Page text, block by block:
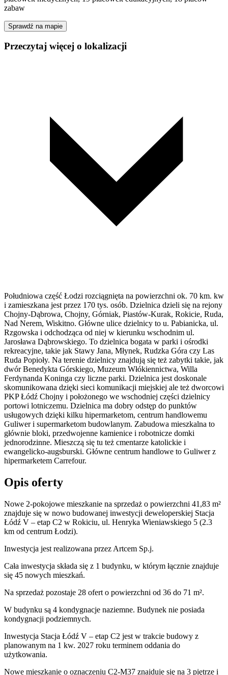
zabaw
Sprawdź na mapie
Przeczytaj więcej o lokalizacji
Południowa część Łodzi rozciągnięta na powierzchni ok. 70 km. kw
i zamieszkana jest przez 170 tys. osób. Dzielnica dzieli się na rejony
Chojny-Dąbrowa, Chojny, Górniak, Piastów-Kurak, Rokicie, Ruda,
Nad Nerem, Wiskitno. Główne ulice dzielnicy to u. Pabianicka, ul.
Rzgowska i odchodząca od niej w kierunku wschodnim ul.
Jarosława Dąbrowskiego. To dzielnica bogata w parki i ośrodki
rekreacyjne, takie jak Stawy Jana, Młynek, Rudzka Góra czy Las
Ruda Popioły. Na terenie dzielnicy znajdują się też zabytki takie, jak
dwór Benedykta Górskiego, Muzeum Włókiennictwa, Willa
Ferdynanda Koninga czy liczne parki. Dzielnica jest doskonale
skomunikowana dzięki sieci komunikacji miejskiej ale też dworcowi
PKP Łódź Chojny i położonego we wschodniej części dzielnicy
portowi lotniczemu. Dzielnica ma dobry odstęp do punktów
usługowych dzięki kilku hipermarketom, centrum handlowemu
Guliwer i supermarketom budowlanym. Zabudowa mieszkalna to
głównie bloki, przedwojenne kamienice i robotnicze domki
jednorodzinne. Mieszczą się tu też cmentarze katolickie i
ewangelicko-augsburski. Główne centrum handlowe to Guliwer z
hipermarketem Carrefour.
Opis oferty
Nowe 2-pokojowe mieszkanie na sprzedaż o powierzchni 41,83 m²
znajduje się w nowo budowanej inwestycji deweloperskiej Stacja
Łódź V – etap C2 w Rokiciu, ul. Henryka Wieniawskiego 5 (2.3
km od centrum Łodzi).
Inwestycja jest realizowana przez Artcem Sp.j.
Cała inwestycja składa się z 1 budynku, w którym łącznie znajduje
się 45 nowych mieszkań.
Na sprzedaż pozostaje 28 ofert o powierzchni od 36 do 71 m².
W budynku są 4 kondygnacje naziemne. Budynek nie posiada
kondygnacji podziemnych.
Inwestycja Stacja Łódź V – etap C2 jest w trakcie budowy z
planowanym na 1 kw. 2027 roku terminem oddania do
użytkowania.
Nowe mieszkanie o oznaczeniu C2-M37 znajduje się na 3 piętrze i